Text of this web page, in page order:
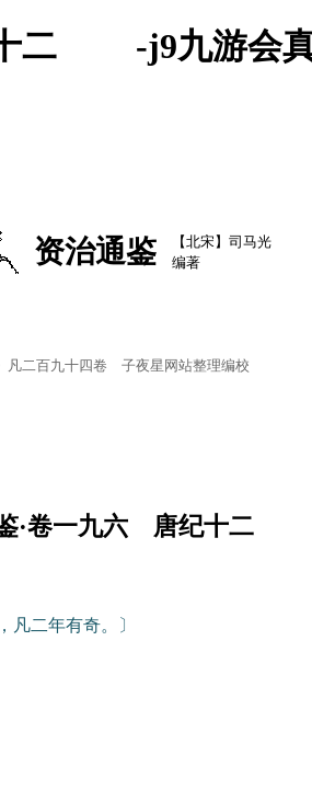
十二 -j9九游会
资治通鉴
【北宋】司马光
编著
凡二百九十四卷 子夜星网站整理编校
·卷一九六 唐纪十二
凡二年有奇。〕